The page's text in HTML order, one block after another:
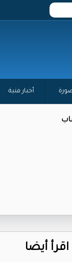
أخبار فنية
اقرأ أيضا